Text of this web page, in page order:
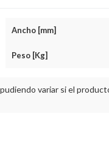
Ancho [mm]
Peso [Kg]
variar si el